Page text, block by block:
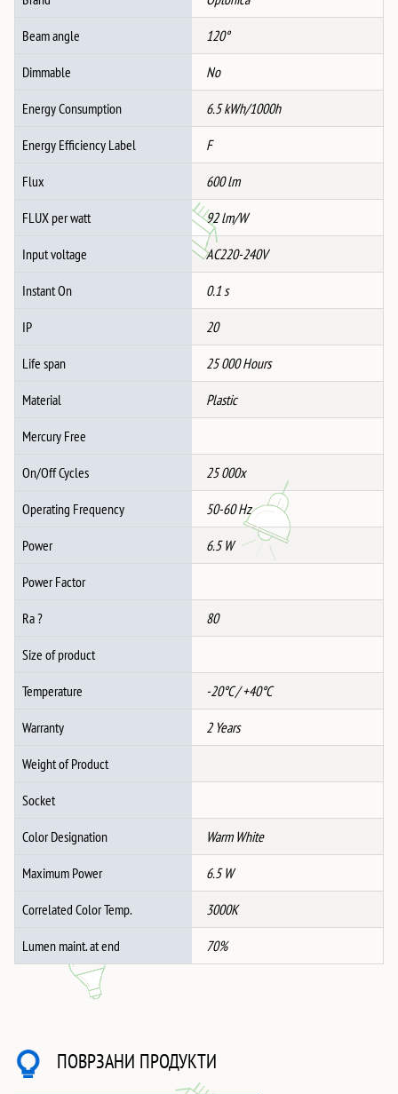
БЕЛА
количина
Beam angle 120°
Dimmable No
Energy Consumption 6.5 kWh/1000h
Energy Efficiency Label F
Flux 600 lm
FLUX per watt 92 lm/W
Input voltage AC220-240V
Instant On 0.1 s
IP 20
Life span 25 000 Hours
Material Plastic
Mercury Free
On/Off Cycles 25 000x
Operating Frequency 50-60 Hz
Power 6.5 W
Power Factor
Ra ? 80
Size of product
Temperature -20°C / +40°C
Warranty 2 Years
Weight of Product
Socket
Color Designation Warm White
Maximum Power 6.5 W
Correlated Color Temp. 3000K
Lumen maint. at end 70%
ПОВРЗАНИ ПРОДУКТИ